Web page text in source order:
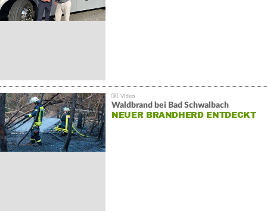
Waldbrand bei Bad Schwalbach
NEUER BRANDHERD ENTDECKT